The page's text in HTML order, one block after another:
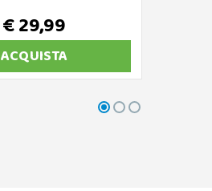
€ 29,99
ACQUISTA